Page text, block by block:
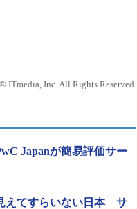
ITmedia, Inc. All Rights Reserved.
Japanが簡易評価サー
えてすらいない日本 サ